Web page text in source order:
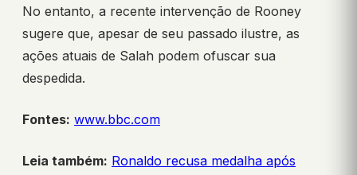
No entanto, a recente intervenção de Rooney
sugere que, apesar de seu passado ilustre, as
ações atuais de Salah podem ofuscar sua
despedida.
Fontes: www.bbc.com
Leia também: Ronaldo recusa medalha após